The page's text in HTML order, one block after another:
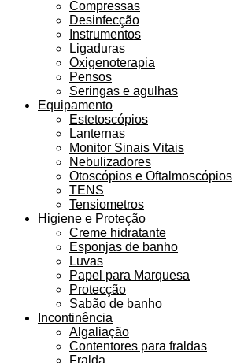
Compressas
Desinfecção
Instrumentos
Ligaduras
Oxigenoterapia
Pensos
Seringas e agulhas
Equipamento
Estetoscópios
Lanternas
Monitor Sinais Vitais
Nebulizadores
Otoscópios e Oftalmoscópios
TENS
Tensiometros
Higiene e Proteção
Creme hidratante
Esponjas de banho
Luvas
Papel para Marquesa
Protecção
Sabão de banho
Incontinência
Algaliação
Contentores para fraldas
Fralda